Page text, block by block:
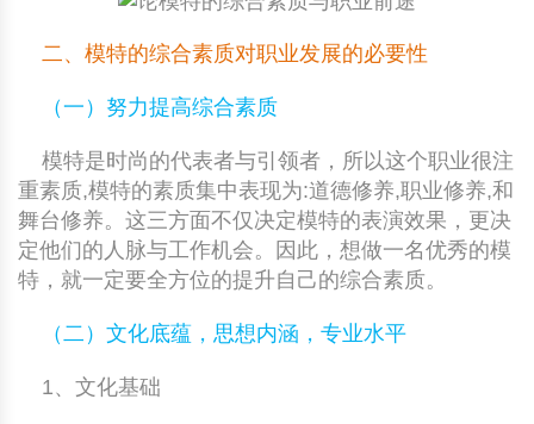
二、模特的综合素质对职业发展的必要性
（一）努力提高综合素质
模特是时尚的代表者与引领者，所以这个职业很注
重素质,模特的素质集中表现为:道德修养,职业修养,和
舞台修养。这三方面不仅决定模特的表演效果，更决
定他们的人脉与工作机会。因此，想做一名优秀的模
特，就一定要全方位的提升自己的综合素质。
（二）文化底蕴，思想内涵，专业水平
1、文化基础